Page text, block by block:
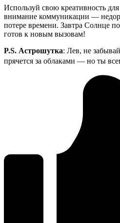
Используй свою креативность
внимание коммуникации —
потере времени. Завтра Солнце
готов к новым вызовам!
P.S. Астрошутка: Лев, не
прячется за облаками — но ты